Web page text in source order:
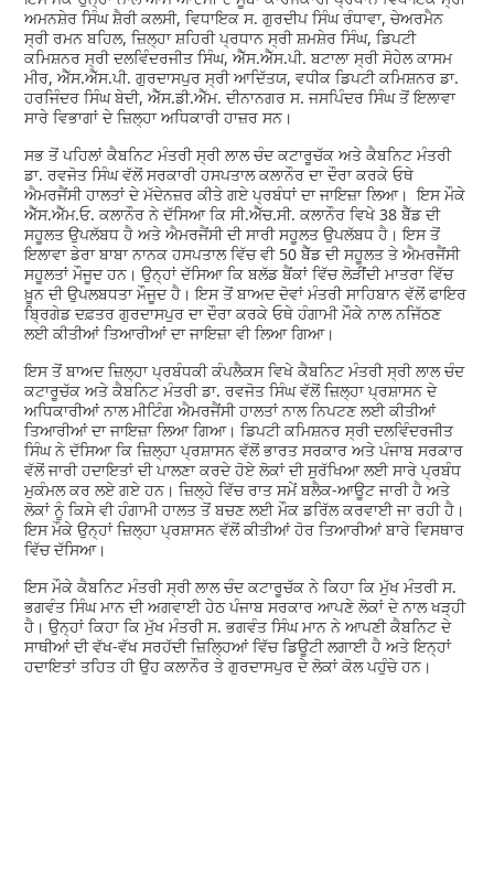
ਅਮਨਸ਼ੇਰ ਸਿੰਘ ਸ਼ੈਰੀ ਕਲਸੀ, ਵਿਧਾਇਕ ਸ. ਗੁਰਦੀਪ ਸਿੰਘ ਰੰਧਾਵਾ, ਚੇਅਰਮੈਨ
ਸ੍ਰੀ ਰਮਨ ਬਹਿਲ, ਜ਼ਿਲ੍ਹਾ ਸ਼ਹਿਰੀ ਪ੍ਰਧਾਨ ਸ੍ਰੀ ਸ਼ਮਸ਼ੇਰ ਸਿੰਘ, ਡਿਪਟੀ
ਕਮਿਸ਼ਨਰ ਸ੍ਰੀ ਦਲਵਿੰਦਰਜੀਤ ਸਿੰਘ, ਐੱਸ.ਐੱਸ.ਪੀ. ਬਟਾਲਾ ਸ੍ਰੀ ਸੋਹੇਲ ਕਾਸਮ
ਮੀਰ, ਐੱਸ.ਐੱਸ.ਪੀ. ਗੁਰਦਾਸਪੁਰ ਸ੍ਰੀ ਆਦਿੱਤਯ, ਵਧੀਕ ਡਿਪਟੀ ਕਮਿਸ਼ਨਰ ਡਾ.
ਹਰਜਿੰਦਰ ਸਿੰਘ ਬੇਦੀ, ਐੱਸ.ਡੀ.ਐੱਮ. ਦੀਨਾਨਗਰ ਸ. ਜਸਪਿੰਦਰ ਸਿੰਘ ਤੋਂ ਇਲਾਵਾ
ਸਾਰੇ ਵਿਭਾਗਾਂ ਦੇ ਜ਼ਿਲ੍ਹਾ ਅਧਿਕਾਰੀ ਹਾਜ਼ਰ ਸਨ।
ਸਭ ਤੋਂ ਪਹਿਲਾਂ ਕੈਬਨਿਟ ਮੰਤਰੀ ਸ੍ਰੀ ਲਾਲ ਚੰਦ ਕਟਾਰੂਚੱਕ ਅਤੇ ਕੈਬਨਿਟ ਮੰਤਰੀ
ਡਾ. ਰਵਜੋਤ ਸਿੰਘ ਵੱਲੋਂ ਸਰਕਾਰੀ ਹਸਪਤਾਲ ਕਲਾਨੌਰ ਦਾ ਦੌਰਾ ਕਰਕੇ ਓਥੇ
ਐਮਰਜੈਂਸੀ ਹਾਲਤਾਂ ਦੇ ਮੱਦੇਨਜ਼ਰ ਕੀਤੇ ਗਏ ਪ੍ਰਬੰਧਾਂ ਦਾ ਜਾਇਜ਼ਾ ਲਿਆ। ਇਸ ਮੌਕੇ
ਐੱਸ.ਐੱਮ.ਓ. ਕਲਾਨੌਰ ਨੇ ਦੱਸਿਆ ਕਿ ਸੀ.ਐੱਚ.ਸੀ. ਕਲਾਨੌਰ ਵਿਖੇ 38 ਬੈੱਡ ਦੀ
ਸਹੂਲਤ ਉਪਲੱਬਧ ਹੈ ਅਤੇ ਐਮਰਜੈਂਸੀ ਦੀ ਸਾਰੀ ਸਹੂਲਤ ਉਪਲੱਬਧ ਹੈ। ਇਸ ਤੋਂ
ਇਲਾਵਾ ਡੇਰਾ ਬਾਬਾ ਨਾਨਕ ਹਸਪਤਾਲ ਵਿੱਚ ਵੀ 50 ਬੈੱਡ ਦੀ ਸਹੂਲਤ ਤੇ ਐਮਰਜੈਂਸੀ
ਸਹੂਲਤਾਂ ਮੌਜੂਦ ਹਨ। ਉਨ੍ਹਾਂ ਦੱਸਿਆ ਕਿ ਬਲੱਡ ਬੈਂਕਾਂ ਵਿੱਚ ਲੋੜੀਂਦੀ ਮਾਤਰਾ ਵਿੱਚ
ਖ਼ੂਨ ਦੀ ਉਪਲਬਧਤਾ ਮੌਜੂਦ ਹੈ। ਇਸ ਤੋਂ ਬਾਅਦ ਦੋਵਾਂ ਮੰਤਰੀ ਸਾਹਿਬਾਨ ਵੱਲੋਂ ਫਾਇਰ
ਬ੍ਰਿਗੇਡ ਦਫ਼ਤਰ ਗੁਰਦਾਸਪੁਰ ਦਾ ਦੌਰਾ ਕਰਕੇ ਓਥੇ ਹੰਗਾਮੀ ਮੌਕੇ ਨਾਲ ਨਜਿੱਠਣ
ਲਈ ਕੀਤੀਆਂ ਤਿਆਰੀਆਂ ਦਾ ਜਾਇਜ਼ਾ ਵੀ ਲਿਆ ਗਿਆ।
ਇਸ ਤੋਂ ਬਾਅਦ ਜ਼ਿਲ੍ਹਾ ਪ੍ਰਬੰਧਕੀ ਕੰਪਲੈਕਸ ਵਿਖੇ ਕੈਬਨਿਟ ਮੰਤਰੀ ਸ੍ਰੀ ਲਾਲ ਚੰਦ
ਕਟਾਰੂਚੱਕ ਅਤੇ ਕੈਬਨਿਟ ਮੰਤਰੀ ਡਾ. ਰਵਜੋਤ ਸਿੰਘ ਵੱਲੋਂ ਜ਼ਿਲ੍ਹਾ ਪ੍ਰਸ਼ਾਸਨ ਦੇ
ਅਧਿਕਾਰੀਆਂ ਨਾਲ ਮੀਟਿੰਗ ਐਮਰਜੈਂਸੀ ਹਾਲਤਾਂ ਨਾਲ ਨਿਪਟਣ ਲਈ ਕੀਤੀਆਂ
ਤਿਆਰੀਆਂ ਦਾ ਜਾਇਜ਼ਾ ਲਿਆ ਗਿਆ। ਡਿਪਟੀ ਕਮਿਸ਼ਨਰ ਸ੍ਰੀ ਦਲਵਿੰਦਰਜੀਤ
ਸਿੰਘ ਨੇ ਦੱਸਿਆ ਕਿ ਜ਼ਿਲ੍ਹਾ ਪ੍ਰਸ਼ਾਸਨ ਵੱਲੋਂ ਭਾਰਤ ਸਰਕਾਰ ਅਤੇ ਪੰਜਾਬ ਸਰਕਾਰ
ਵੱਲੋਂ ਜਾਰੀ ਹਦਾਇਤਾਂ ਦੀ ਪਾਲਣਾ ਕਰਦੇ ਹੋਏ ਲੋਕਾਂ ਦੀ ਸੁਰੱਖਿਆ ਲਈ ਸਾਰੇ ਪ੍ਰਬੰਧ
ਮੁਕੰਮਲ ਕਰ ਲਏ ਗਏ ਹਨ। ਜ਼ਿਲ੍ਹੇ ਵਿੱਚ ਰਾਤ ਸਮੇਂ ਬਲੈਕ-ਆਊਟ ਜਾਰੀ ਹੈ ਅਤੇ
ਲੋਕਾਂ ਨੂੰ ਕਿਸੇ ਵੀ ਹੰਗਾਮੀ ਹਾਲਤ ਤੋਂ ਬਚਣ ਲਈ ਮੌਕ ਡਰਿੱਲ ਕਰਵਾਈ ਜਾ ਰਹੀ ਹੈ।
ਇਸ ਮੌਕੇ ਉਨ੍ਹਾਂ ਜ਼ਿਲ੍ਹਾ ਪ੍ਰਸ਼ਾਸਨ ਵੱਲੋਂ ਕੀਤੀਆਂ ਹੋਰ ਤਿਆਰੀਆਂ ਬਾਰੇ ਵਿਸਥਾਰ
ਵਿੱਚ ਦੱਸਿਆ।
ਇਸ ਮੌਕੇ ਕੈਬਨਿਟ ਮੰਤਰੀ ਸ੍ਰੀ ਲਾਲ ਚੰਦ ਕਟਾਰੂਚੱਕ ਨੇ ਕਿਹਾ ਕਿ ਮੁੱਖ ਮੰਤਰੀ ਸ.
ਭਗਵੰਤ ਸਿੰਘ ਮਾਨ ਦੀ ਅਗਵਾਈ ਹੇਠ ਪੰਜਾਬ ਸਰਕਾਰ ਆਪਣੇ ਲੋਕਾਂ ਦੇ ਨਾਲ ਖੜ੍ਹੀ
ਹੈ। ਉਨ੍ਹਾਂ ਕਿਹਾ ਕਿ ਮੁੱਖ ਮੰਤਰੀ ਸ. ਭਗਵੰਤ ਸਿੰਘ ਮਾਨ ਨੇ ਆਪਣੀ ਕੈਬਨਿਟ ਦੇ
ਸਾਥੀਆਂ ਦੀ ਵੱਖ-ਵੱਖ ਸਰਹੱਦੀ ਜ਼ਿਲ੍ਹਿਆਂ ਵਿੱਚ ਡਿਊਟੀ ਲਗਾਈ ਹੈ ਅਤੇ ਇਨ੍ਹਾਂ
ਹਦਾਇਤਾਂ ਤਹਿਤ ਹੀ ਉਹ ਕਲਾਨੌਰ ਤੇ ਗੁਰਦਾਸਪੁਰ ਦੇ ਲੋਕਾਂ ਕੋਲ ਪਹੁੰਚੇ ਹਨ।